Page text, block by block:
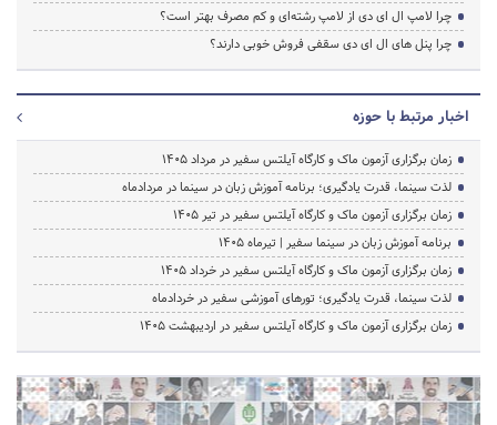
چرا لامپ ال ای دی از لامپ رشته‌ای و کم مصرف بهتر است؟
چرا پنل های ال ای دی سقفی فروش خوبی دارند؟
اخبار مرتبط با حوزه
زمان برگزاری آزمون ماک و کارگاه آیلتس سفیر در مرداد 1405
لذت سینما، قدرت یادگیری؛ برنامه آموزش زبان در سینما در مردادماه
زمان برگزاری آزمون ماک و کارگاه آیلتس سفیر در تیر 1405
برنامه آموزش زبان در سینما سفیر | تیرماه ۱۴۰۵
زمان برگزاری آزمون ماک و کارگاه آیلتس سفیر در خرداد 1405
لذت سینما، قدرت یادگیری؛ تورهای آموزشی سفیر در خردادماه
زمان برگزاری آزمون ماک و کارگاه آیلتس سفیر در اردیبهشت 1405